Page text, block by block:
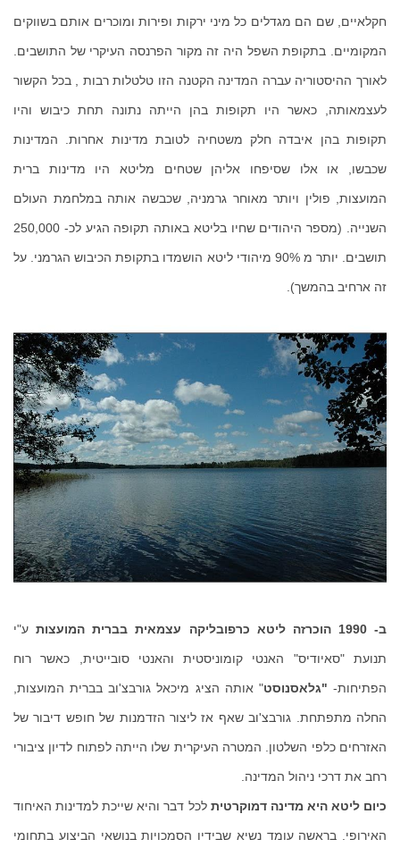
חקלאיים, שם הם מגדלים כל מיני ירקות ופירות ומוכרים אותם בשווקים
המקומיים. בתקופת השפל היה זה מקור הפרנסה העיקרי של התושבים.
לאורך ההיסטוריה עברה המדינה הקטנה הזו טלטלות רבות , בכל הקשור
לעצמאותה, כאשר היו תקופות בהן הייתה נתונה תחת כיבוש והיו
תקופות בהן איבדה חלק משטחיה לטובת מדינות אחרות. המדינות
שכבשו, או אלו שסיפחו אליהן שטחים מליטא היו מדינות ברית
המועצות, פולין ויותר מאוחר גרמניה, שכבשה אותה במלחמת העולם
השנייה. (מספר היהודים שחיו בליטא באותה תקופה הגיע לכ- 250,000
תושבים. יותר מ 90% מיהודי ליטא הושמדו בתקופת הכיבוש הגרמני. על
זה ארחיב בהמשך).
ב- 1990 הוכרזה ליטא כרפובליקה עצמאית בברית המועצות ע"י
תנועת "סאיודיס" האנטי קומוניסטית והאנטי סובייטית, כאשר רוח
הפתיחות- "גלאסנוסט" אותה הציג מיכאל גורבצ'וב בברית המועצות,
החלה מתפתחת. גורבצ'וב שאף אז ליצור הזדמנות של חופש דיבור של
האזרחים כלפי השלטון. המטרה העיקרית שלו הייתה לפתוח לדיון ציבורי
רחב את דרכי ניהול המדינה.
כיום ליטא היא מדינה דמוקרטיתלכל דבר והיא שייכת למדינות האיחוד
האירופי. בראשה עומד נשיא שבידיו הסמכויות בנושאי הביצוע בתחומי